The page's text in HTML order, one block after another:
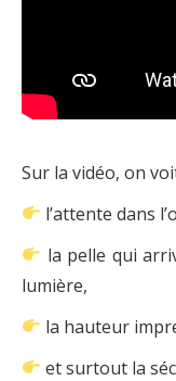
Sur la vidéo, on
l’attente dans
la pelle qui
lumière,
la hauteur
et surtout la